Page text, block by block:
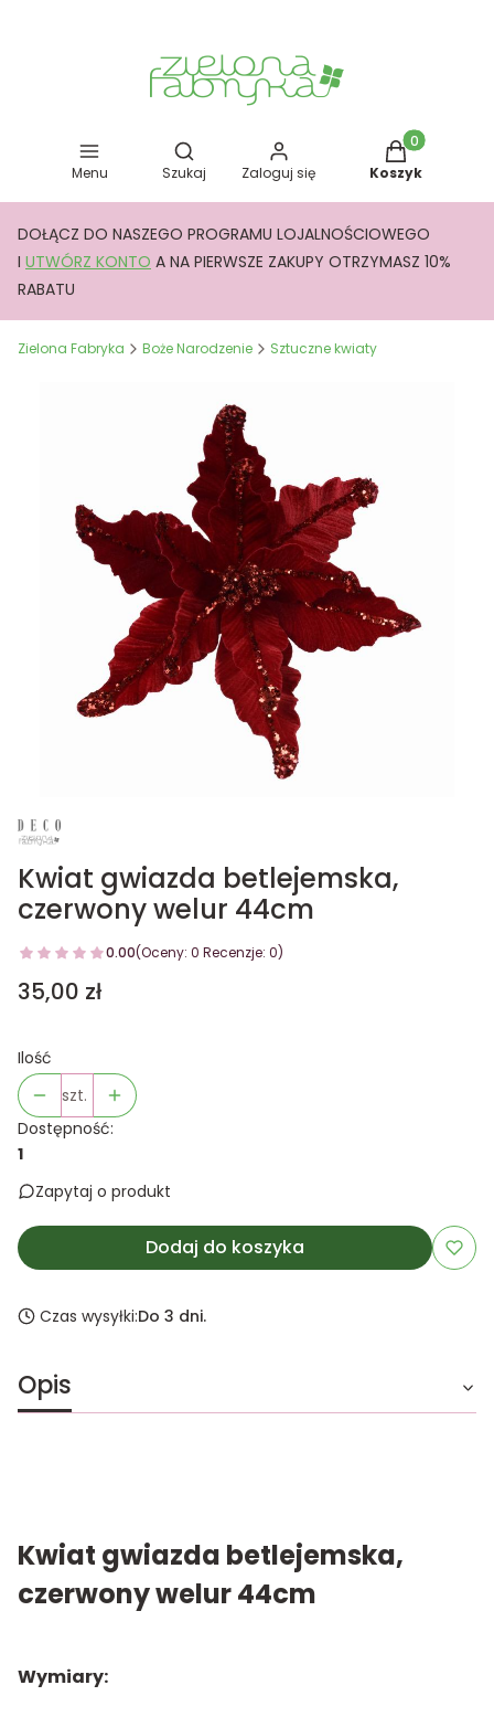
Menu
Otwórz wyszukiwarkę
Szukaj Zaloguj się
Produkty w
Koszyk
DOŁĄCZ DO NASZEGO PROGRAMU LOJALNOŚCIOWEGO
I UTWÓRZ KONTO A NA PIERWSZE ZAKUPY OTRZYMASZ 10%
RABATU
Zielona Fabryka Boże Narodzenie Sztuczne kwiaty
Kwiat gwiazda betlejemska,
czerwony welur 44cm
0.00(Oceny: 0 Recenzje: 0)
Cena
35,00 zł
Ilość
szt.
Dostępność:
1
Zapytaj o produkt
Dodaj do koszyka
Czas wysyłki:Do 3 dni.
Opis
Kwiat gwiazda betlejemska,
czerwony welur 44cm
Wymiary: